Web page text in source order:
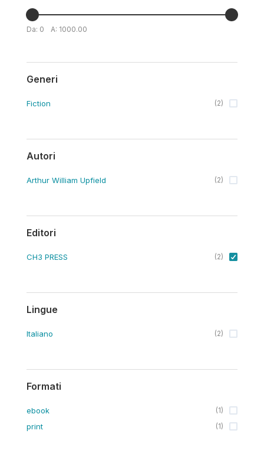
Da: 0 A: 1000.00
Generi
Fiction (2)
Autori
Arthur William Upfield (2)
Editori
CH3 PRESS (2)
Lingue
Italiano (2)
Formati
ebook (1)
print (1)